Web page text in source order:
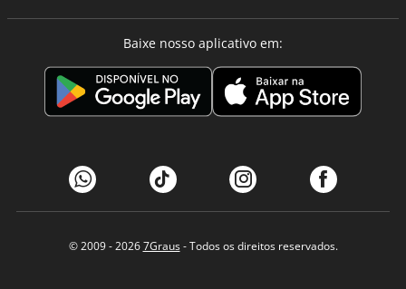
Baixe nosso aplicativo em:
© 2009 - 20267Graus- Todos os direitos reservados.